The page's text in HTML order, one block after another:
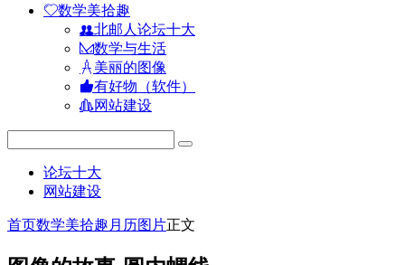
数学美拾趣
北邮人论坛十大
数学与生活
美丽的图像
有好物（软件）
网站建设
论坛十大
网站建设
首页数学美拾趣 月历图片正文